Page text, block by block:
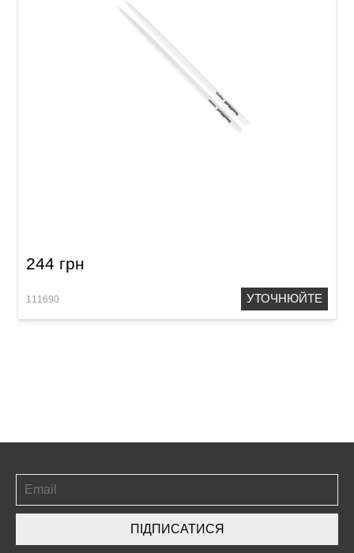
244 грн
111690 УТОЧНЮЙТЕ
ПІДПИСАТИСЯ